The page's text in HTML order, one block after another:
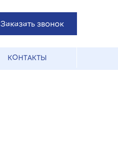
Заказать звонок
КОНТАКТЫ